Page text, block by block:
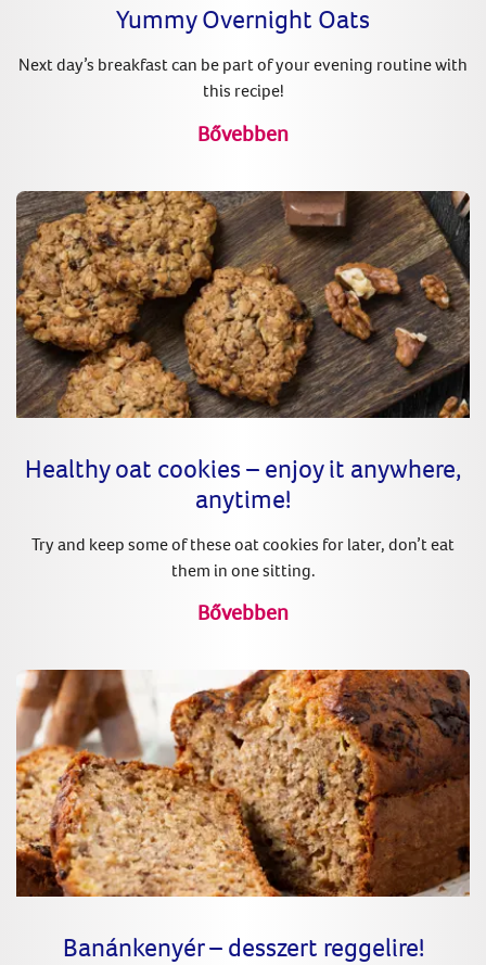
Yummy Overnight Oats
Next day’s breakfast can be part of your evening routine with
this recipe!
Bővebben
Healthy oat cookies – enjoy it anywhere,
anytime!
Try and keep some of these oat cookies for later, don’t eat
them in one sitting.
Bővebben
Banánkenyér – desszert reggelire!